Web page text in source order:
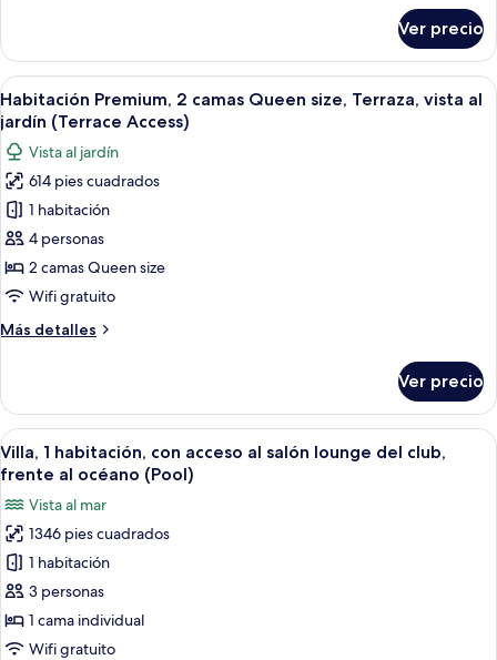
clásica,
varias
camas,
vista
al
océano
Ver precio
Abrir
todas
las
fotos
de
Habitación
Premium,
2
camas
size,
al
jardín
(Terrace
Access)
Habitación de hotel con dos camas,
6
Habitación Premium, 2 camas Queen size, Terraza, vista al
jardín (Terrace Access)
Vista al jardín
614 pies cuadrados
1 habitación
4 personas
2 camas Queen size
Wifi gratuito
Más detalles
Más
Premium,
camas
Queen
Terraza,
vista
al
jardín
(Terrace
Ver precio
Abrir
todas
fotos
de
Villa,
1
habitación,
con
Habitación de hotel con una cama
9
Villa, 1 habitación, con acceso al salón lounge del club,
frente al océano (Pool)
Vista al mar
1346 pies cuadrados
1 habitación
3 personas
1 cama individual
Wifi gratuito